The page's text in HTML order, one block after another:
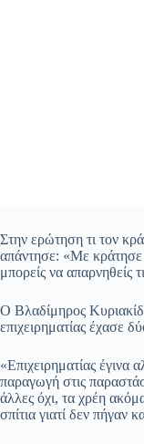
Στην ερώτηση τι τον
απάντησε: «Με
μπορείς να απαρνηθείς
Ο Βλαδίμηρος
επιχειρηματίας έχασε
«Επιχειρηματίας
παραγωγή στις
άλλες όχι, τα χρέη
σπίτια γιατί δεν πήγαν